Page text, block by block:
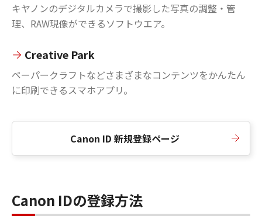
キヤノンのデジタルカメラで撮影した写真の調整・管
理、RAW現像ができるソフトウエア。
Creative Park
ペーパークラフトなどさまざまなコンテンツをかんたん
に印刷できるスマホアプリ。
Canon ID 新規登録ページ
Canon IDの登録方法